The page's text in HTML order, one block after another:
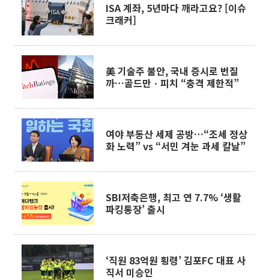
ISA 계좌, 5년마다 깨라고요? [이슈
크래커]
美 기술주 불안, 국내 증시로 번질
까…골드만ㆍ피치 “충격 제한적”
여야 부동산 세제 공방…“조세 정상
화 노력” vs “서민 겨눈 과세 칼날”
SBI저축은행, 최고 연 7.7% ‘생활
파킹통장’ 출시
‘직원 83억원 횡령’ 김포FC 대표 사
직서 미승인